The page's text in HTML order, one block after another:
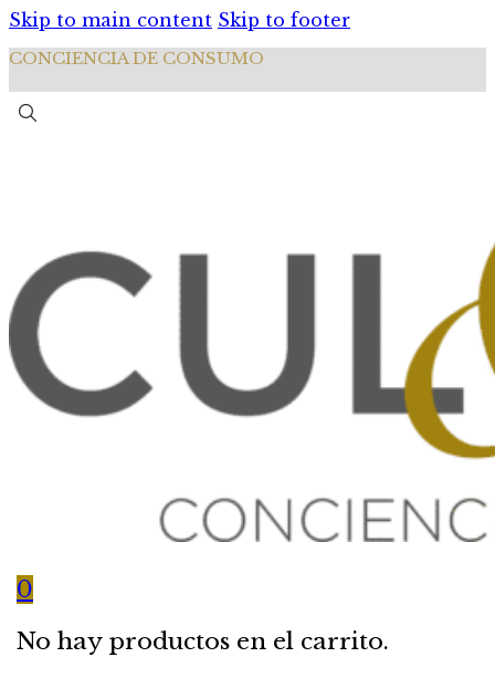
Skip to main content Skip to footer
CONCIENCIA DE CONSUMO
0
No hay productos en el carrito.